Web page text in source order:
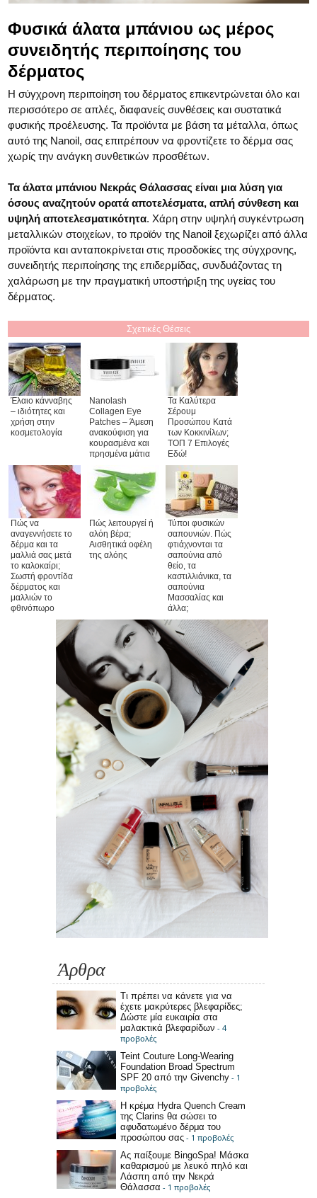
Φυσικά άλατα μπάνιου ως μέρος
συνειδητής περιποίησης του
δέρματος
Η σύγχρονη περιποίηση του δέρματος επικεντρώνεται όλο και
περισσότερο σε απλές, διαφανείς συνθέσεις και συστατικά
φυσικής προέλευσης. Τα προϊόντα με βάση τα μέταλλα, όπως
αυτό της Nanoil, σας επιτρέπουν να φροντίζετε το δέρμα σας
χωρίς την ανάγκη συνθετικών προσθέτων.
Τα άλατα μπάνιου Νεκράς Θάλασσας είναι μια λύση για
όσους αναζητούν ορατά αποτελέσματα, απλή σύνθεση και
υψηλή αποτελεσματικότητα. Χάρη στην υψηλή συγκέντρωση
μεταλλικών στοιχείων, το προϊόν της Nanoil ξεχωρίζει από άλλα
προϊόντα και ανταποκρίνεται στις προσδοκίες της σύγχρονης,
συνειδητής περιποίησης της επιδερμίδας, συνδυάζοντας τη
χαλάρωση με την πραγματική υποστήριξη της υγείας του
δέρματος.
Σχετικές Θέσεις
Έλαιο κάνναβης
– ιδιότητες και
χρήση στην
κοσμετολογία
Nanolash
Collagen Eye
Patches – Άμεση
ανακούφιση για
κουρασμένα και
πρησμένα μάτια
Τα Καλύτερα
Σέρουμ
Προσώπου Κατά
των Κοκκινίλων;
ΤΟΠ 7 Επιλογές
Εδώ!
Πώς να
αναγεννήσετε το
δέρμα και τα
μαλλιά σας μετά
το καλοκαίρι;
Σωστή φροντίδα
δέρματος και
μαλλιών το
φθινόπωρο
Πώς λειτουργεί ή
αλόη βέρα;
Αισθητικά οφέλη
της αλόης
Τύποι φυσικών
σαπουνιών. Πώς
φτιάχνονται τα
σαπούνια από
θείο, τα
καστιλλιάνικα, τα
σαπούνια
Μασσαλίας και
άλλα;
Άρθρα
Τι πρέπει να κάνετε για να
έχετε μακρύτερες βλεφαρίδες;
Δώστε μία ευκαιρία στα
μαλακτικά βλεφαρίδων - 4
προβολές
Teint Couture Long-Wearing
Foundation Broad Spectrum
SPF 20 από την Givenchy - 1
προβολές
Η κρέμα Hydra Quench Cream
της Clarins θα σώσει το
αφυδατωμένο δέρμα του
προσώπου σας - 1 προβολές
Ας παίξουμε BingoSpa! Μάσκα
καθαρισμού με λευκό πηλό και
Λάσπη από την Νεκρά
Θάλασσα - 1 προβολές